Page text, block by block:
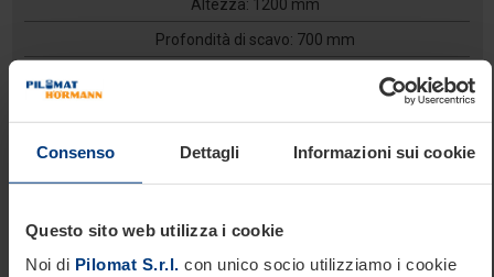
Consenso Dettagli Informazioni sui cookie
Questo sito web utilizza i cookie
Noi di Pilomat S.r.l. con unico socio utilizziamo i cookie
Altezza: 1200 mm
Profondità di scavo: 700 mm